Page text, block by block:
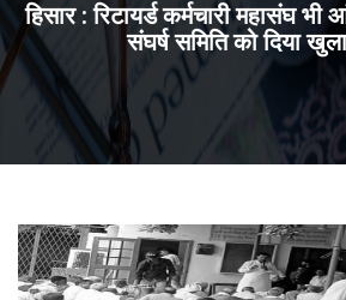
हिसार : रिटायर्ड कर्मचारी महासंघ
संघर्ष समिति को दिया